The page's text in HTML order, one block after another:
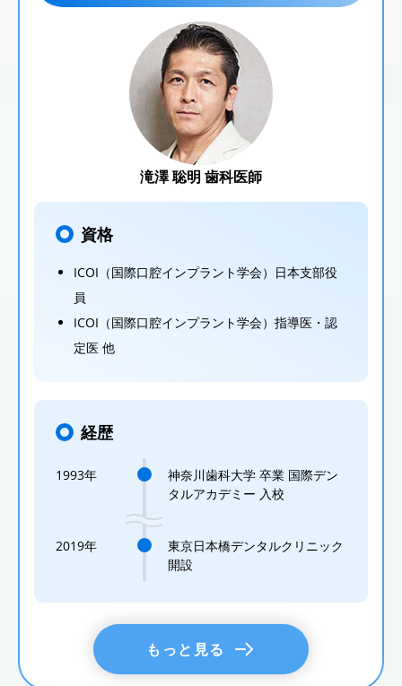
滝澤 聡明 歯科医師
資格
ICOI（国際口腔インプラント学会）日本支部役
員
ICOI（国際口腔インプラント学会）指導医・認
定医 他
経歴
1993年
神奈川歯科大学 卒業 国際デン
タルアカデミー 入校
2019年
東京日本橋デンタルクリニック
開設
もっと見る